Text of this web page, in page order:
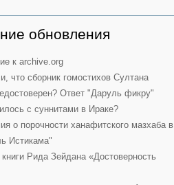
обновления
к archive.org
что сборник гомостихов Султана
Ответ "Даруль фикру"
с суннитами в Ираке?
о порочности ханафитского мазхаба в
Истикама"
книги Рида Зейдана «Достоверность